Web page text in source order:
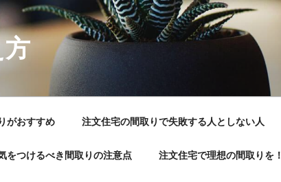
がおすすめ 注文住宅の間取りで失敗する人としない人
をつけるべき間取りの注意点 注文住宅で理想の間取りを！